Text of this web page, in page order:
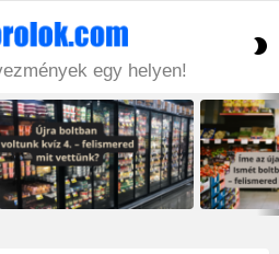
egy helyen!